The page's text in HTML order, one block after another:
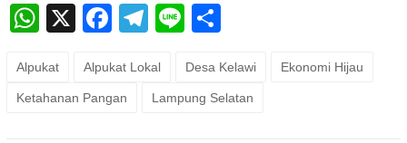
WhatsApp
X Facebook
Telegram
Line
Alpukat Alpukat Lokal Desa Kelawi Ekonomi Hijau
Ketahanan Pangan Lampung Selatan